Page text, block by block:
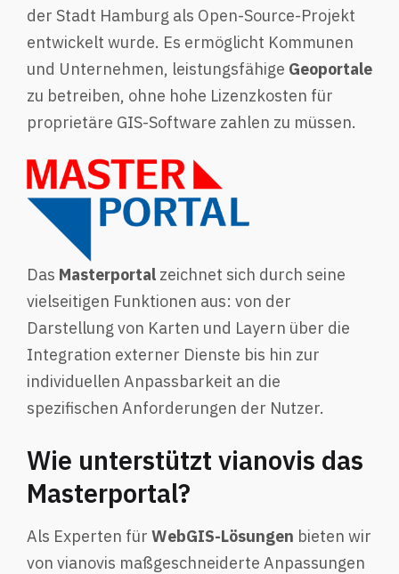
der Stadt Hamburg als Open-Source-Projekt
entwickelt wurde. Es ermöglicht Kommunen
und Unternehmen, leistungsfähige Geoportale
zu betreiben, ohne hohe Lizenzkosten für
proprietäre GIS-Software zahlen zu müssen.
Das Masterportal zeichnet sich durch seine
vielseitigen Funktionen aus: von der
Darstellung von Karten und Layern über die
Integration externer Dienste bis hin zur
individuellen Anpassbarkeit an die
spezifischen Anforderungen der Nutzer.
Wie unterstützt vianovis das
Masterportal?
Als Experten für WebGIS-Lösungen bieten wir
von vianovis maßgeschneiderte Anpassungen